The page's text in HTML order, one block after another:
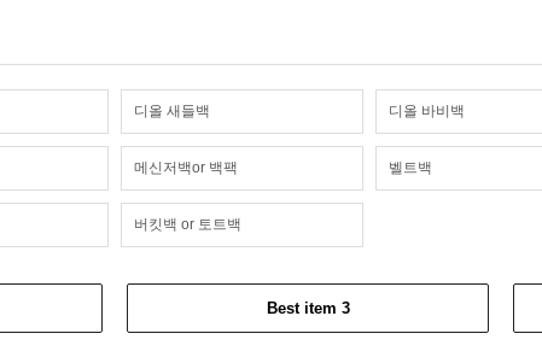
디올 새들백 디올 바비백
메신저백or 백팩 벨트백
버킷백 or 토트백
Best item 3